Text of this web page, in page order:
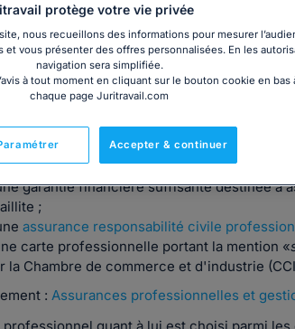
syndic de copropriété ?
peut être une personne qui exerce
à remplir pour exercer la mission de syndic :
garantie financière suffisante destinée à
;
assurance responsabilité civile
carte professionnelle portant la mention «
la Chambre de commerce et d'industrie
:Assurances professionnelles et
protège votre vie privée
nous recueillons des informations pour mesurer
et vous présenter des offres personnalisées. En les
navigation sera simplifiée.
à tout moment en cliquant sur le bouton cookie en bas
chaque page Juritravail.com
Accepter & continuer